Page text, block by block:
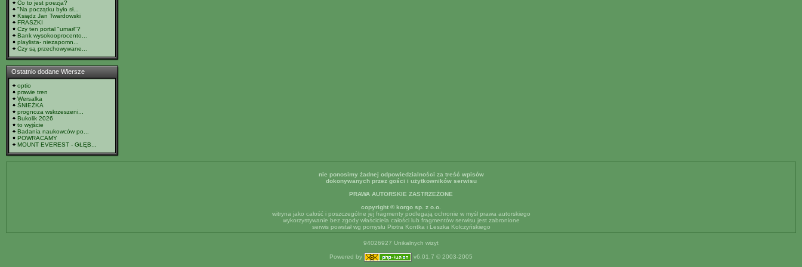
Co to jest poezja?
"Na początku było sł...
Ksiądz Jan Twardowski
FRASZKI
Czy ten portal "umarł"?
Bank wysokooprocento...
playlista- niezapomn...
Czy są przechowywane...
Ostatnio dodane Wiersze
optio
prawie tren
Wersalka
ŚNIEŻKA
prognoza wskrzeszeni...
Bukolik 2026
to wyjście
Badania naukowców po...
POWRACAMY
MOUNT EVEREST - GŁĘB...
nie ponosimy żadnej odpowiedzialności za treść wpisów
dokonywanych przez gości i użytkowników serwisu
PRAWA AUTORSKIE ZASTRZEŻONE
copyright © korgo sp. z o.o.
witryna jako całość i poszczególne jej fragmenty podlegają ochronie w myśl prawa autorskiego
wykorzystywanie bez zgody właściciela całości lub fragmentów serwisu jest zabronione
serwis powstał wg pomysłu Piotra Kontka i Leszka Kolczyńskiego
94026927 Unikalnych wizyt
Powered by v6.01.7 © 2003-2005